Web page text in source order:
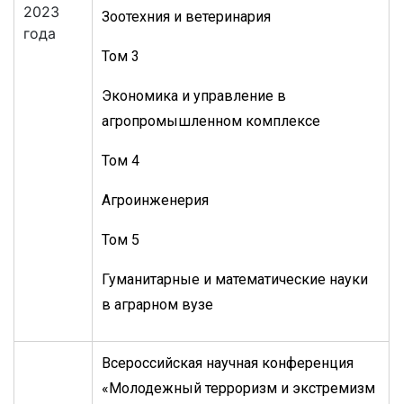
2023
года
Зоотехния и ветеринария
Том 3
Экономика и управление в
агропромышленном комплексе
Том 4
Агроинженерия
Том 5
Гуманитарные и математические науки
в аграрном вузе
Всероссийская научная конференция
«Молодежный терроризм и экстремизм